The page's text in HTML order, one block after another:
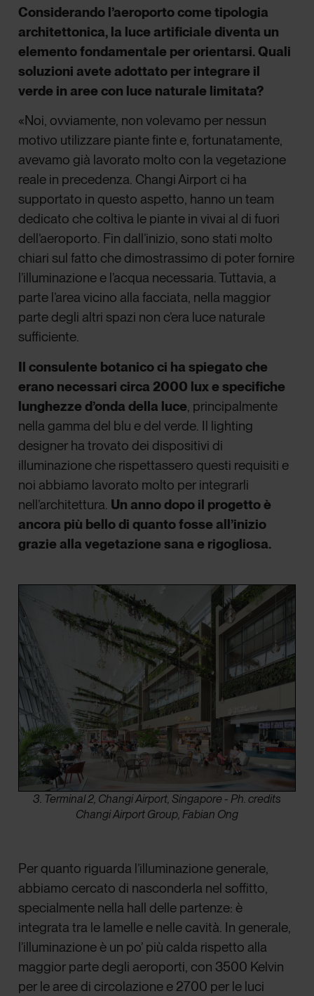
Considerando l’aeroporto come tipologia
architettonica, la luce artificiale diventa un
elemento fondamentale per orientarsi. Quali
soluzioni avete adottato per integrare il
verde in aree con luce naturale limitata?
«Noi, ovviamente, non volevamo per nessun
motivo utilizzare piante finte e, fortunatamente,
avevamo già lavorato molto con la vegetazione
reale in precedenza. Changi Airport ci ha
supportato in questo aspetto, hanno un team
dedicato che coltiva le piante in vivai al di fuori
dell’aeroporto. Fin dall’inizio, sono stati molto
chiari sul fatto che dimostrassimo di poter fornire
l’illuminazione e l’acqua necessaria. Tuttavia, a
parte l’area vicino alla facciata, nella maggior
parte degli altri spazi non c’era luce naturale
sufficiente.
Il consulente botanico ci ha spiegato che
erano necessari circa 2000 lux e specifiche
lunghezze d’onda della luce, principalmente
nella gamma del blu e del verde. Il lighting
designer ha trovato dei dispositivi di
illuminazione che rispettassero questi requisiti e
noi abbiamo lavorato molto per integrarli
nell’architettura. Un anno dopo il progetto è
ancora più bello di quanto fosse all’inizio
grazie alla vegetazione sana e rigogliosa.
3. Terminal 2, Changi Airport, Singapore - Ph. credits
Changi Airport Group, Fabian Ong
Per quanto riguarda l’illuminazione generale,
abbiamo cercato di nasconderla nel soffitto,
specialmente nella hall delle partenze: è
integrata tra le lamelle e nelle cavità. In generale,
l’illuminazione è un po’ più calda rispetto alla
maggior parte degli aeroporti, con 3500 Kelvin
per le aree di circolazione e 2700 per le luci